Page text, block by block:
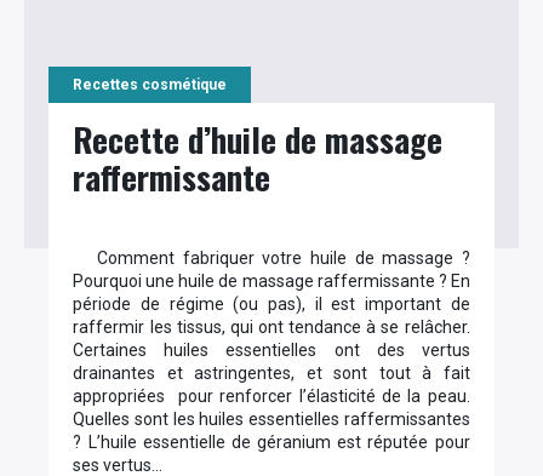
Recettes cosmétique
Recette d’huile de massage
raffermissante
Comment fabriquer votre huile de massage ?
Pourquoi une huile de massage raffermissante ? En
période de régime (ou pas), il est important de
raffermir les tissus, qui ont tendance à se relâcher.
Certaines huiles essentielles ont des vertus
drainantes et astringentes, et sont tout à fait
appropriées pour renforcer l’élasticité de la peau.
Quelles sont les huiles essentielles raffermissantes
? L’huile essentielle de géranium est réputée pour
ses vertus…